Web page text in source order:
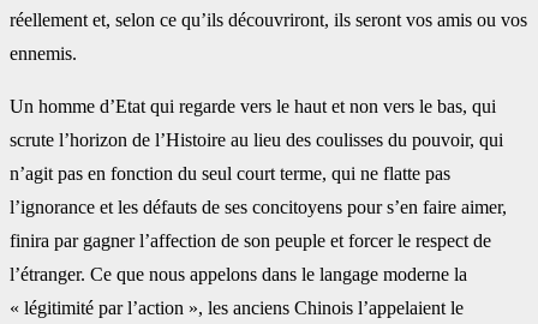
réellement et, selon ce qu’ils découvriront, ils seront vos amis ou vos
ennemis.
Un homme d’Etat qui regarde vers le haut et non vers le bas, qui
scrute l’horizon de l’Histoire au lieu des coulisses du pouvoir, qui
n’agit pas en fonction du seul court terme, qui ne flatte pas
l’ignorance et les défauts de ses concitoyens pour s’en faire aimer,
finira par gagner l’affection de son peuple et forcer le respect de
l’étranger. Ce que nous appelons dans le langage moderne la
« légitimité par l’action », les anciens Chinois l’appelaient le